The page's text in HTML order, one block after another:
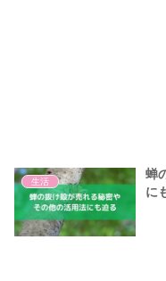
生活
蝉
に